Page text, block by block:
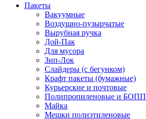
Пакеты
Вакуумные
Воздушно-пузырчатые
Вырубная ручка
Дой-Пак
Для мусора
Зип-Лок
Слайдеры (с бегунком)
Крафт пакеты (бумажные)
Курьерские и почтовые
Полипропиленовые и БОПП
Майка
Мешки полиэтиленовые